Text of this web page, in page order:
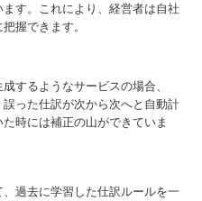
す。これにより、経営者は自社
握できます。
するようなサービスの場合、
った仕訳が次から次へと自動計
時には補正の山ができていま
過去に学習した仕訳ルールを一